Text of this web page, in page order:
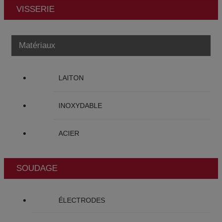
VISSERIE
Matériaux
LAITON
INOXYDABLE
ACIER
SOUDAGE
ÉLECTRODES